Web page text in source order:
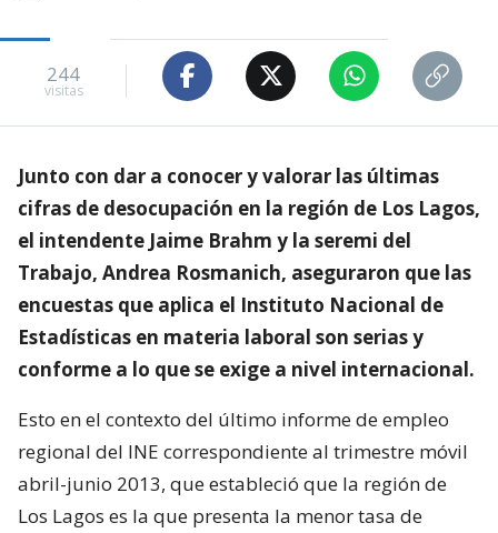
244
visitas
Junto con dar a conocer y valorar las últimas
cifras de desocupación en la región de Los Lagos,
el intendente Jaime Brahm y la seremi del
Trabajo, Andrea Rosmanich, aseguraron que las
encuestas que aplica el Instituto Nacional de
Estadísticas en materia laboral son serias y
conforme a lo que se exige a nivel internacional.
Esto en el contexto del último informe de empleo
regional del INE correspondiente al trimestre móvil
abril-junio 2013, que estableció que la región de
Los Lagos es la que presenta la menor tasa de